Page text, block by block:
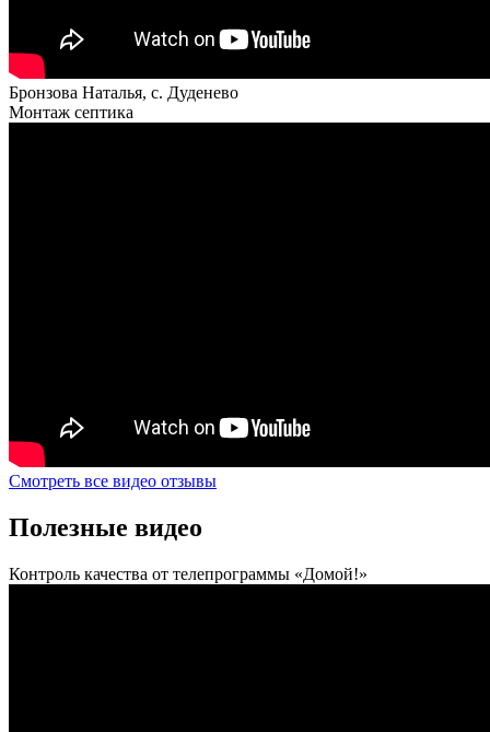
Бронзова Наталья, с. Дуденево
Монтаж септика
Смотреть все видео отзывы
Полезные видео
Контроль качества от телепрограммы «Домой!»